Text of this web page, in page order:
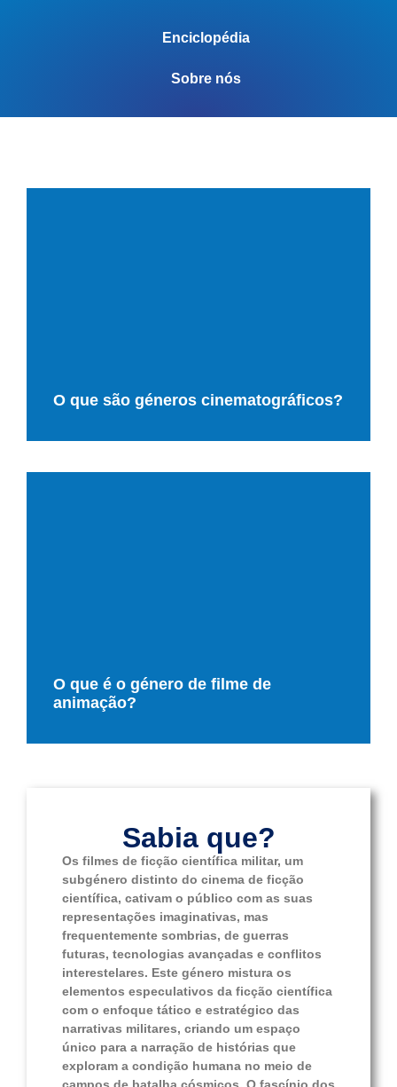
Enciclopédia
Sobre nós
O que são géneros cinematográficos?
O que é o género de filme de
animação?
Sabia que?
Os filmes de ficção científica militar, um
subgénero distinto do cinema de ficção
científica, cativam o público com as suas
representações imaginativas, mas
frequentemente sombrias, de guerras
futuras, tecnologias avançadas e conflitos
interestelares. Este género mistura os
elementos especulativos da ficção científica
com o enfoque tático e estratégico das
narrativas militares, criando um espaço
único para a narração de histórias que
exploram a condição humana no meio de